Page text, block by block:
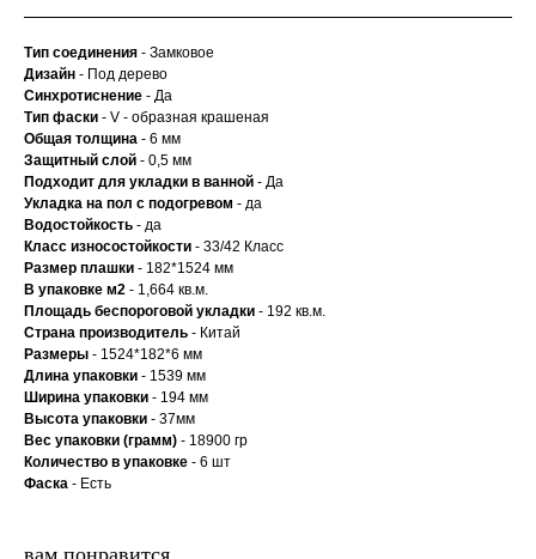
Тип соединения - Замковое
Дизайн - Под дерево
Синхротиснение - Да
Тип фаски - V - образная крашеная
Общая толщина - 6 мм
Защитный слой - 0,5 мм
Подходит для укладки в ванной - Да
Укладка на пол c подогревом - да
Водостойкость - да
Класс износостойкости - 33/42 Класс
Размер плашки - 182*1524 мм
В упаковке м2 - 1,664 кв.м.
Площадь беспороговой укладки - 192 кв.м.
Страна производитель - Китай
Размеры - 1524*182*6 мм
Длина упаковки - 1539 мм
Ширина упаковки - 194 мм
Высота упаковки - 37мм
Вес упаковки (грамм) - 18900 гр
Количество в упаковке - 6 шт
Фаска - Есть